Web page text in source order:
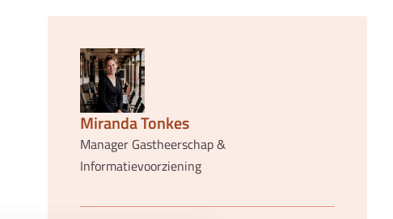
Miranda Tonkes
Manager Gastheerschap &
Informatievoorziening